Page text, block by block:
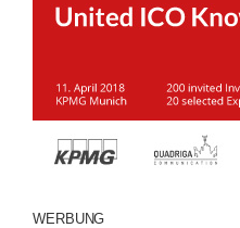
WERBUNG